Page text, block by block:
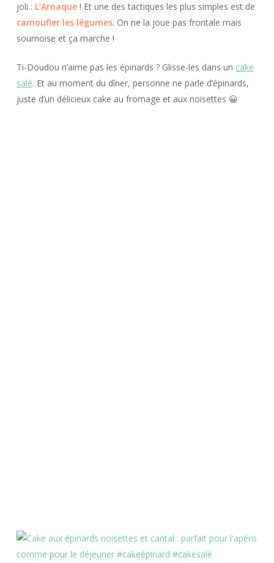
joli : L’Arnaque! Et une des tactiques les plus simples est de
camoufler les légumes. On ne la joue pas frontale mais
sournoise et ça marche !
Ti-Doudou n’aime pas les épinards ? Glisse-les dans un cake
salé. Et au moment du dîner, personne ne parle d’épinards,
juste d’un délicieux cake au fromage et aux noisettes 😀